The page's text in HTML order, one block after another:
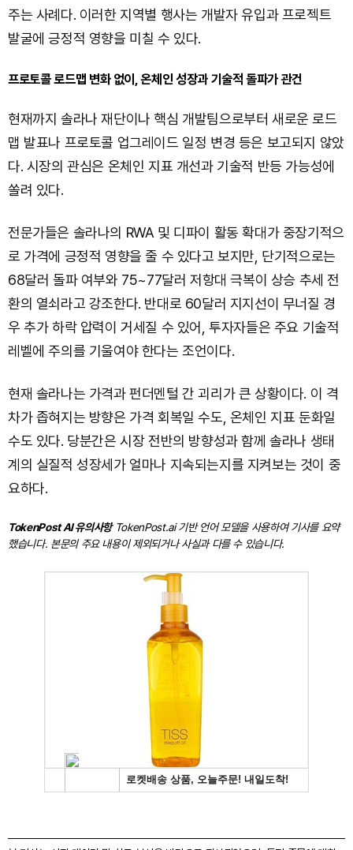
주는 사례다. 이러한 지역별 행사는 개발자 유입과 프로젝트
발굴에 긍정적 영향을 미칠 수 있다.
프로토콜 로드맵 변화 없이, 온체인 성장과 기술적 돌파가 관건
현재까지 솔라나 재단이나 핵심 개발팀으로부터 새로운 로드
맵 발표나 프로토콜 업그레이드 일정 변경 등은 보고되지 않았
다. 시장의 관심은 온체인 지표 개선과 기술적 반등 가능성에
쏠려 있다.
전문가들은 솔라나의 RWA 및 디파이 활동 확대가 중장기적으
로 가격에 긍정적 영향을 줄 수 있다고 보지만, 단기적으로는
68달러 돌파 여부와 75~77달러 저항대 극복이 상승 추세 전
환의 열쇠라고 강조한다. 반대로 60달러 지지선이 무너질 경
우 추가 하락 압력이 거세질 수 있어, 투자자들은 주요 기술적
레벨에 주의를 기울여야 한다는 조언이다.
현재 솔라나는 가격과 펀더멘털 간 괴리가 큰 상황이다. 이 격
차가 좁혀지는 방향은 가격 회복일 수도, 온체인 지표 둔화일
수도 있다. 당분간은 시장 전반의 방향성과 함께 솔라나 생태
계의 실질적 성장세가 얼마나 지속되는지를 지켜보는 것이 중
요하다.
TokenPost AI 유의사항TokenPost.ai 기반 언어 모델을 사용하여 기사를 요약
했습니다. 본문의 주요 내용이 제외되거나 사실과 다를 수 있습니다.